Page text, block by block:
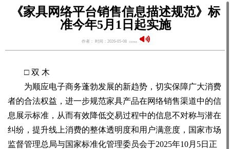
《家具网络平台销售信息描述规范》标
准今年5月1日起实施
作者： 时间：2026-05-08 语音阅读：
□ 双 木
为顺应电子商务蓬勃发展的新趋势，切实保障广大消费
者的合法权益，进一步规范家具产品在网络销售渠道中的信
息展示标准，从而有效降低交易过程中的信息不对称与潜在
纠纷，提升线上消费的整体透明度和用户满意度，国家市场
监督管理总局与国家标准化管理委员会于2025年10月5日正